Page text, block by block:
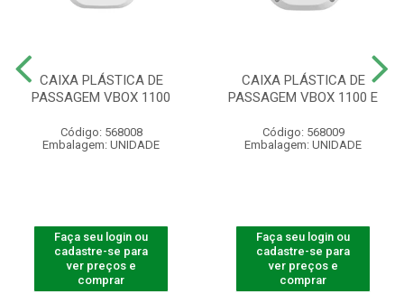
CAIXA PLÁSTICA DE
PASSAGEM VBOX 1100
Código: 568008
Embalagem: UNIDADE
Faça seu login ou
cadastre-se para
ver preços e
comprar
CAIXA PLÁSTICA DE
PASSAGEM VBOX 1100 E
Código: 568009
Embalagem: UNIDADE
Faça seu login ou
cadastre-se para
ver preços e
comprar